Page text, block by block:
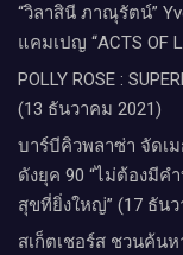
“วิลาสินี ภาณุรัตน์”
แคมเปญ “ACTS OF
POLLY ROSE :
(13 ธันวาคม 2021)
บาร์บีคิวพลาซ่า จัดเ
ดังยุค 90 “ไม่ต้องมีค
สุขที่ยิ่งใหญ่” (17 ธันว
สเก็ตเชอร์ส ชวนค้